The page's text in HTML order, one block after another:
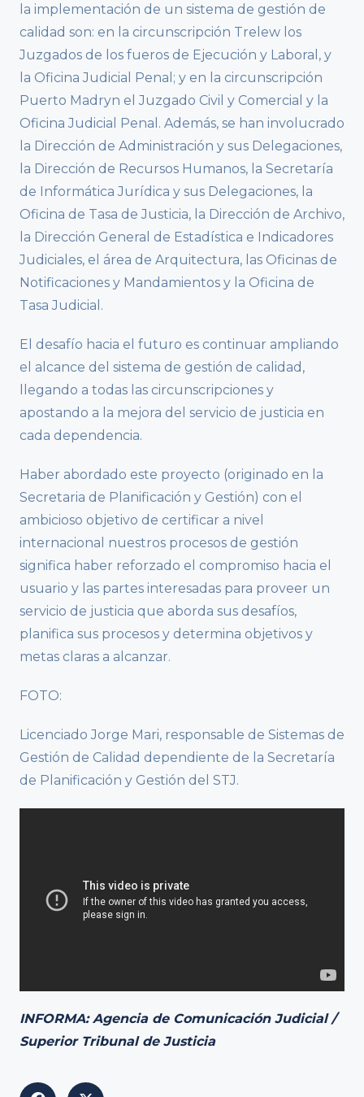
la implementación de un sistema de gestión de
calidad son: en la circunscripción Trelew los
Juzgados de los fueros de Ejecución y Laboral, y
la Oficina Judicial Penal; y en la circunscripción
Puerto Madryn el Juzgado Civil y Comercial y la
Oficina Judicial Penal. Además, se han involucrado
la Dirección de Administración y sus Delegaciones,
la Dirección de Recursos Humanos, la Secretaría
de Informática Jurídica y sus Delegaciones, la
Oficina de Tasa de Justicia, la Dirección de Archivo,
la Dirección General de Estadística e Indicadores
Judiciales, el área de Arquitectura, las Oficinas de
Notificaciones y Mandamientos y la Oficina de
Tasa Judicial.
El desafío hacia el futuro es continuar ampliando
el alcance del sistema de gestión de calidad,
llegando a todas las circunscripciones y
apostando a la mejora del servicio de justicia en
cada dependencia.
Haber abordado este proyecto (originado en la
Secretaria de Planificación y Gestión) con el
ambicioso objetivo de certificar a nivel
internacional nuestros procesos de gestión
significa haber reforzado el compromiso hacia el
usuario y las partes interesadas para proveer un
servicio de justicia que aborda sus desafíos,
planifica sus procesos y determina objetivos y
metas claras a alcanzar.
FOTO:
Licenciado Jorge Mari, responsable de Sistemas de
Gestión de Calidad dependiente de la Secretaría
de Planificación y Gestión del STJ.
INFORMA: Agencia de Comunicación Judicial /
Superior Tribunal de Justicia